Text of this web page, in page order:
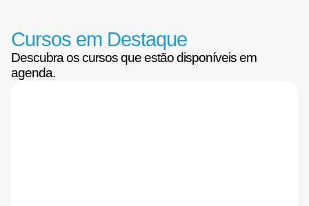
Cursos em Destaque
Descubra os cursos que estão disponíveis em
agenda.